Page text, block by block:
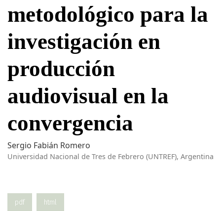
metodológico para la
investigación en
producción
audiovisual en la
convergencia
Sergio Fabián Romero
Universidad Nacional de Tres de Febrero (UNTREF), Argentina
pdf html